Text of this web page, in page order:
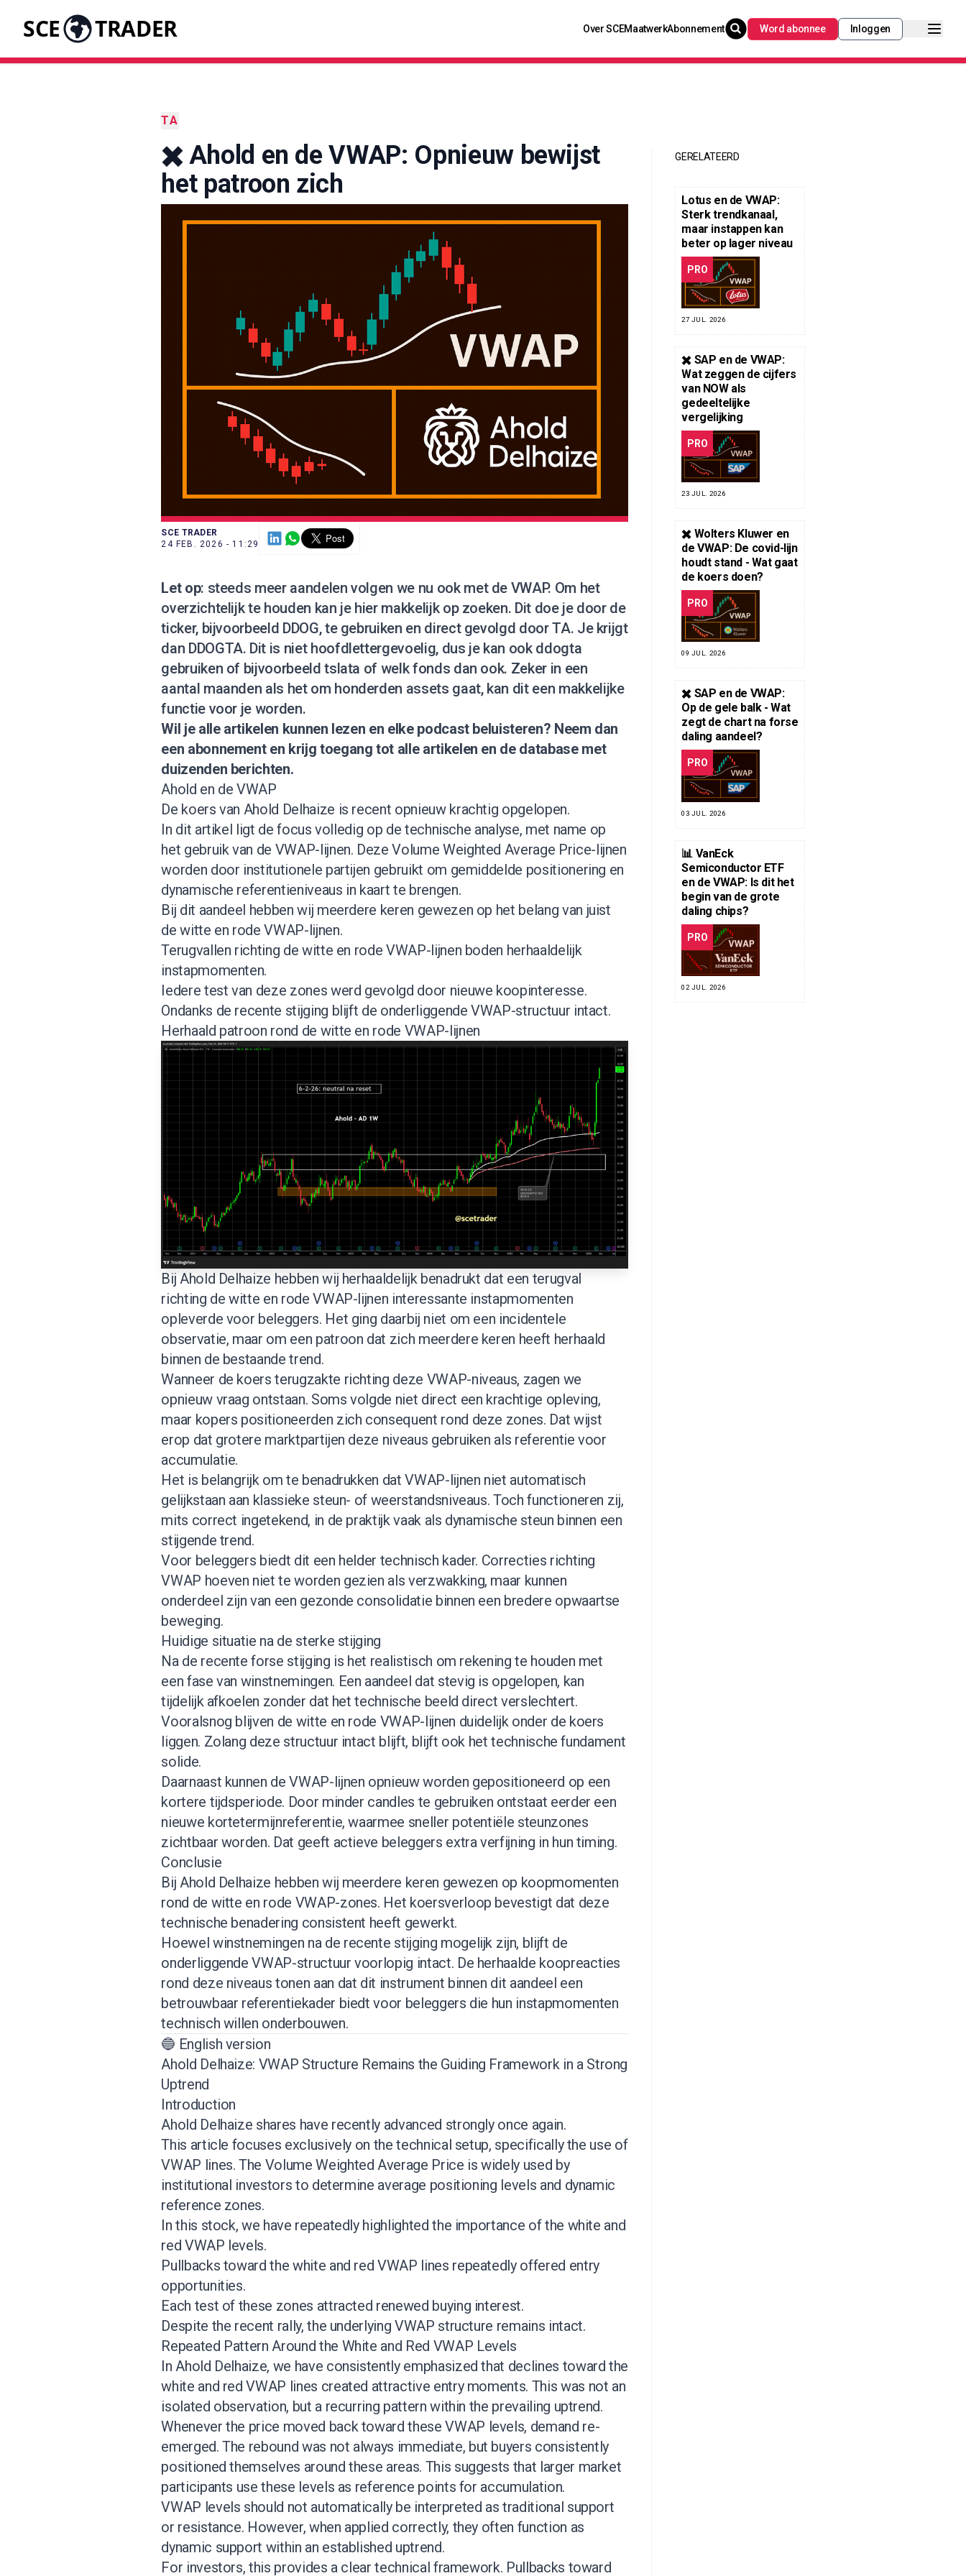
SCE TRADER Over SCEMaatwerkAbonnement Word abonnee Inloggen
TA
✖️ Ahold en de VWAP: Opnieuw bewijst
het patroon zich
SCE TRADER
24 FEB. 2026 - 11:29
Let op: steeds meer aandelen volgen we nu ook met de VWAP. Om het
overzichtelijk te houden kan je hier makkelijk op zoeken. Dit doe je door de
ticker, bijvoorbeeld DDOG, te gebruiken en direct gevolgd door TA. Je krijgt
dan DDOGTA. Dit is niet hoofdlettergevoelig, dus je kan ook ddogta
gebruiken of bijvoorbeeld tslata of welk fonds dan ook. Zeker in een
aantal maanden als het om honderden assets gaat, kan dit een makkelijke
functie voor je worden.
Wil je alle artikelen kunnen lezen en elke podcast beluisteren? Neem dan
een abonnementen krijg toegang tot alle artikelen en de database met
duizenden berichten.
Ahold en de VWAP
De koers van Ahold Delhaize is recent opnieuw krachtig opgelopen.
In dit artikel ligt de focus volledig op de technische analyse, met name op
het gebruik van de VWAP-lijnen. Deze Volume Weighted Average Price-lijnen
worden door institutionele partijen gebruikt om gemiddelde positionering en
dynamische referentieniveaus in kaart te brengen.
Bij dit aandeel hebben wij meerdere keren gewezen op het belang van juist
de witte en rode VWAP-lijnen.
Terugvallen richting de witte en rode VWAP-lijnen boden herhaaldelijk
instapmomenten.
Iedere test van deze zones werd gevolgd door nieuwe koopinteresse.
Ondanks de recente stijging blijft de onderliggende VWAP-structuur intact.
Herhaald patroon rond de witte en rode VWAP-lijnen
Bij Ahold Delhaize hebben wij herhaaldelijk benadrukt dat een terugval
richting de witte en rode VWAP-lijnen interessante instapmomenten
opleverde voor beleggers. Het ging daarbij niet om een incidentele
observatie, maar om een patroon dat zich meerdere keren heeft herhaald
binnen de bestaande trend.
Wanneer de koers terugzakte richting deze VWAP-niveaus, zagen we
opnieuw vraag ontstaan. Soms volgde niet direct een krachtige opleving,
maar kopers positioneerden zich consequent rond deze zones. Dat wijst
erop dat grotere marktpartijen deze niveaus gebruiken als referentie voor
accumulatie.
Het is belangrijk om te benadrukken dat VWAP-lijnen niet automatisch
gelijkstaan aan klassieke steun- of weerstandsniveaus. Toch functioneren zij,
mits correct ingetekend, in de praktijk vaak als dynamische steun binnen een
stijgende trend.
Voor beleggers biedt dit een helder technisch kader. Correcties richting
VWAP hoeven niet te worden gezien als verzwakking, maar kunnen
onderdeel zijn van een gezonde consolidatie binnen een bredere opwaartse
beweging.
Huidige situatie na de sterke stijging
Na de recente forse stijging is het realistisch om rekening te houden met
een fase van winstnemingen. Een aandeel dat stevig is opgelopen, kan
tijdelijk afkoelen zonder dat het technische beeld direct verslechtert.
Vooralsnog blijven de witte en rode VWAP-lijnen duidelijk onder de koers
liggen. Zolang deze structuur intact blijft, blijft ook het technische fundament
solide.
Daarnaast kunnen de VWAP-lijnen opnieuw worden gepositioneerd op een
kortere tijdsperiode. Door minder candles te gebruiken ontstaat eerder een
nieuwe kortetermijnreferentie, waarmee sneller potentiële steunzones
zichtbaar worden. Dat geeft actieve beleggers extra verfijning in hun timing.
Conclusie
Bij Ahold Delhaize hebben wij meerdere keren gewezen op koopmomenten
rond de witte en rode VWAP-zones. Het koersverloop bevestigt dat deze
technische benadering consistent heeft gewerkt.
Hoewel winstnemingen na de recente stijging mogelijk zijn, blijft de
onderliggende VWAP-structuur voorlopig intact. De herhaalde koopreacties
rond deze niveaus tonen aan dat dit instrument binnen dit aandeel een
betrouwbaar referentiekader biedt voor beleggers die hun instapmomenten
technisch willen onderbouwen.
🔵 English version
Ahold Delhaize: VWAP Structure Remains the Guiding Framework in a Strong
Uptrend
Introduction
Ahold Delhaize shares have recently advanced strongly once again.
This article focuses exclusively on the technical setup, specifically the use of
VWAP lines. The Volume Weighted Average Price is widely used by
institutional investors to determine average positioning levels and dynamic
reference zones.
In this stock, we have repeatedly highlighted the importance of the white and
red VWAP levels.
Pullbacks toward the white and red VWAP lines repeatedly offered entry
opportunities.
Each test of these zones attracted renewed buying interest.
Despite the recent rally, the underlying VWAP structure remains intact.
Repeated Pattern Around the White and Red VWAP Levels
In Ahold Delhaize, we have consistently emphasized that declines toward the
white and red VWAP lines created attractive entry moments. This was not an
isolated observation, but a recurring pattern within the prevailing uptrend.
Whenever the price moved back toward these VWAP levels, demand re-
emerged. The rebound was not always immediate, but buyers consistently
positioned themselves around these areas. This suggests that larger market
participants use these levels as reference points for accumulation.
VWAP levels should not automatically be interpreted as traditional support
or resistance. However, when applied correctly, they often function as
dynamic support within an established uptrend.
For investors, this provides a clear technical framework. Pullbacks toward
GERELATEERD
Lotus en de VWAP:
Sterk trendkanaal,
maar instappen kan
beter op lager niveau
PRO
27 JUL. 2026
✖️ SAP en de VWAP:
Wat zeggen de cijfers
van NOW als
gedeeltelijke
vergelijking
PRO
23 JUL. 2026
✖️ Wolters Kluwer en
de VWAP: De covid-lijn
houdt stand - Wat gaat
de koers doen?
PRO
09 JUL. 2026
✖️ SAP en de VWAP:
Op de gele balk - Wat
zegt de chart na forse
daling aandeel?
PRO
03 JUL. 2026
📊 VanEck
Semiconductor ETF
en de VWAP: Is dit het
begin van de grote
daling chips?
PRO
02 JUL. 2026